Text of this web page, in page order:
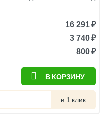
16 291₽
3 740₽
800₽
В КОРЗИНУ
в 1 клик